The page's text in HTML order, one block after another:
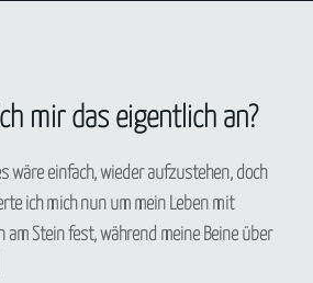
mir das eigentlich an?
wäre einfach, wieder aufzustehen, doch
ich mich nun um mein Leben mit
am Stein fest, während meine Beine über